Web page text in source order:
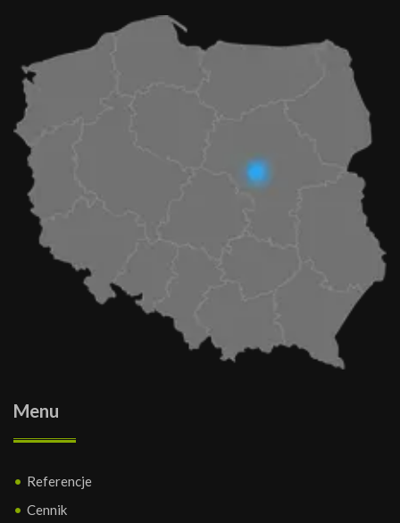
Menu
Referencje
Cennik